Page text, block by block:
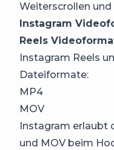
Weiterscrollen
Instagram
Reels
Instagram Reels
Dateiformate:
MP4
MOV
Instagram erlaubt
und MOV beim